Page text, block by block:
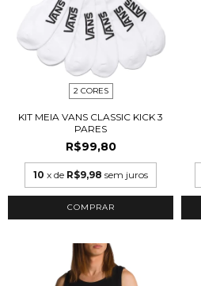
2 CORES
KIT MEIA VANS CLASSIC KICK 3
PARES
R$99,80
10 x de R$9,98 sem juros
COMPRAR